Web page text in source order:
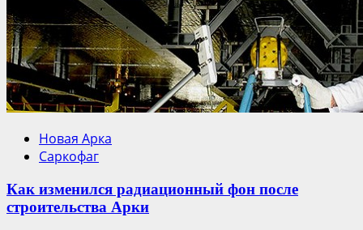
Новая Арка
Саркофаг
Как изменился радиационный фон после
строительства Арки